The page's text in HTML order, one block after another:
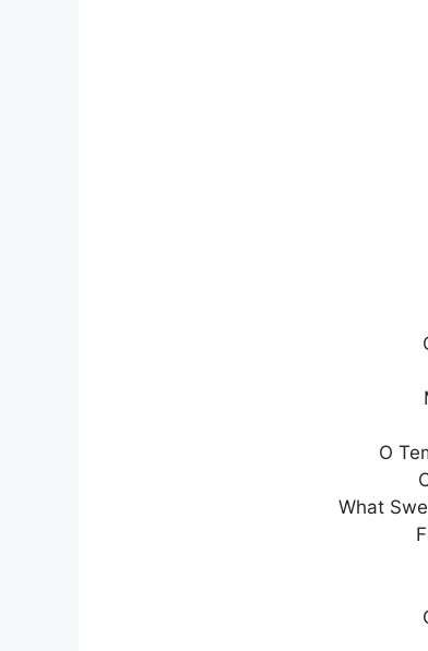
O
What